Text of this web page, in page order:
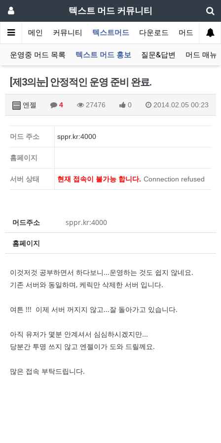
텍스트 머드 커뮤니티
메인 커뮤니티 텍스트머드 다운로드 머드 잡담
운영중 머드 목록 텍스트 머드 홍보 질문&답변 머드 매뉴
[제3의눈] 안정적인 운영 준비 완료.
엔젤 4 27476 0 2014.02.05 00:23
머드 주소 sppr.kr:4000
홈페이지
서버 상태 현재 접속이 불가능 합니다. Connection refused
머드주소 sppr.kr:4000
홈페이지
이것저것 공부하면서 하다보니...운영하는 것도 쉽지 않네요.
기존 서버와 동일하며, 케릭만 삭제한 서버 입니다.
여튼 !!! 이제 서버 꺼지지 않고...잘 돌아가고 있습니다.
아직 유저가 몇분 안계셔서 심심하시겠지만...
당분간 투명 쓰지 않고 엔젤이가 도와 드릴께요.
많은 접속 부탁드립니다.